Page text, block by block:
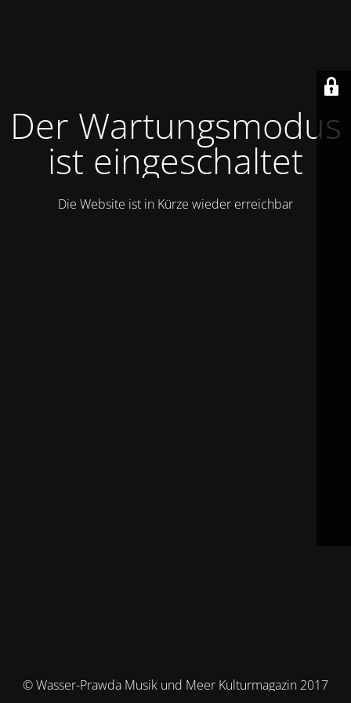
Der Wartungsmodus
ist eingeschaltet
Die Website ist in Kürze wieder erreichbar
© Wasser-Prawda Musik und Meer Kulturmagazin 2017